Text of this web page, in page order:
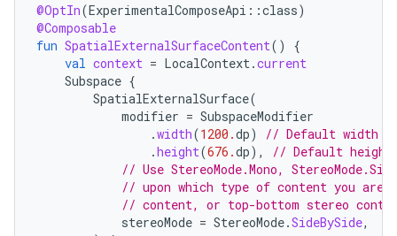
@OptIn(ExperimentalComposeApi ::class)
@Composable
fun SpatialExternalSurfaceContent()
{
val context = LocalContext .current
Subspace {
SpatialExternalSurface(
modifier = SubspaceModifier
.width(1200.dp)
// Default width
.height(676.dp),
// Default
// Use StereoMode.Mono,
// upon which type of content you are
// content, or top-bottom stereo
stereoMode = StereoMode.SideBySide,